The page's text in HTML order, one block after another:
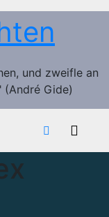
und zweifle an
(André Gide)